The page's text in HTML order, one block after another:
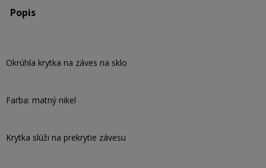
Popis
Okrúhla krytka na záves na sklo
Farba: matný nikel
Krytka slúži na prekrytie závesu